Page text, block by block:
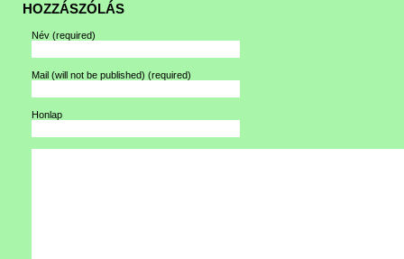
HOZZÁSZÓLÁS
Név (required)
Mail (will not be published) (required)
Honlap